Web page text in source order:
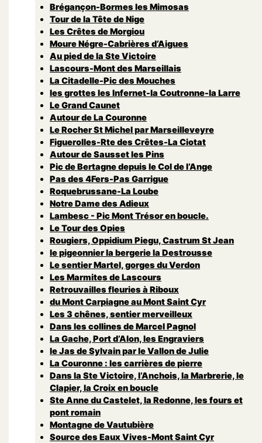
Brégançon-Bormes les Mimosas
Tour de la Tête de Nige
Les Crêtes de Morgiou
Moure Négre-Cabrières d’Aigues
Au pied de la Ste Victoire
Lascours-Mont des Marseillais
La Citadelle-Pic des Mouches
les grottes les Infernet-la Coutronne-la Larre
Le Grand Caunet
Autour de La Couronne
Le Rocher St Michel par Marseilleveyre
Figuerolles-Rte des Crêtes-La Ciotat
Autour de Sausset les Pins
Pic de Bertagne depuis le Col de l’Ange
Pas des 4Fers-Pas Garrigue
Roquebrussane-La Loube
Notre Dame des Adieux
Lambesc - Pic Mont Trésor en boucle.
Le Tour des Opies
Rougiers, Oppidium Piegu, Castrum St Jean
le pigeonnier la bergerie la Destrousse
Le sentier Martel, gorges du Verdon
Les Marmites de Lascours
Retrouvailles fleuries à Riboux
du Mont Carpiagne au Mont Saint Cyr
Les 3 chênes, sentier merveilleux
Dans les collines de Marcel Pagnol
La Gache, Port d’Alon, les Engraviers
le Jas de Sylvain par le Vallon de Julie
La Couronne : les carrières de pierre
Dans la Ste Victoire, l’Anchois, la Marbrerie, le
Clapier, la Croix en boucle
Ste Anne du Castelet, la Redonne, les fours et
pont romain
Montagne de Vautubière
Source des Eaux Vives-Mont Saint Cyr